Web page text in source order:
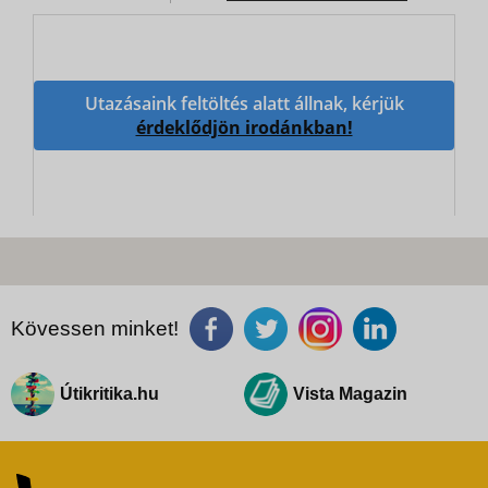
Utazásaink feltöltés alatt állnak, kérjük
érdeklődjön irodánkban!
Kövessen minket!
Útikritika.hu Vista Magazin